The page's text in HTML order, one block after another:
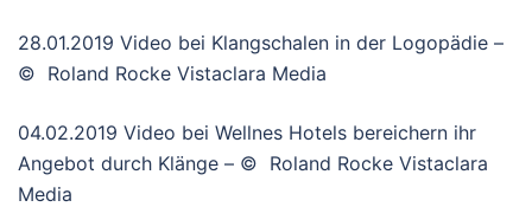
28.01.2019 Video bei Klangschalen in der Logopädie –
© Roland Rocke Vistaclara Media
04.02.2019 Video bei Wellnes Hotels bereichern ihr
Angebot durch Klänge – © Roland Rocke Vistaclara
Media